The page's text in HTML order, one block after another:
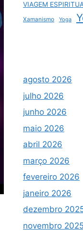
VIAGEM
Xamanismo Yoga
agosto 2026
julho 2026
junho 2026
maio 2026
abril 2026
março 2026
fevereiro 2026
janeiro 2026
dezembro
novembro